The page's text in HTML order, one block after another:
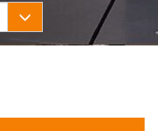
Toggle Dropdown